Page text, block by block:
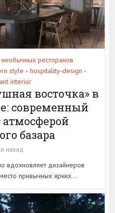
ресторанов
style • hospitality-design •
interior
восточка» в
современный
атмосферой
базара
назад
вдохновляет дизайнеров
привычных ярких...